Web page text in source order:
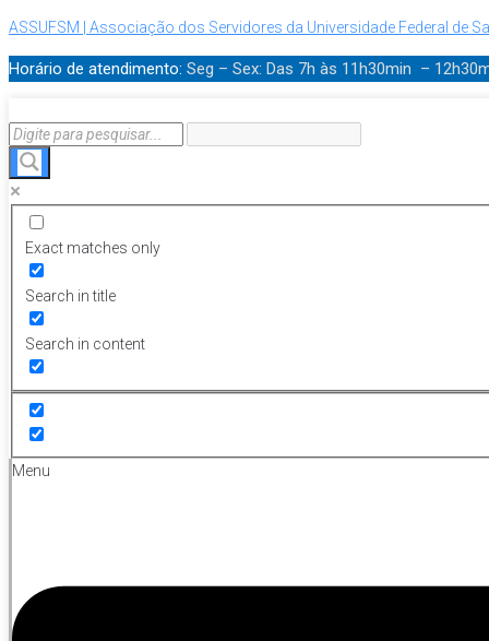
ASSUFSM | Associação dos Servidores da Universidade Federal de
Horário de atendimento: Seg – Sex: Das 7h às 11h30min –
Exact matches only
Search in title
Search in content
Menu